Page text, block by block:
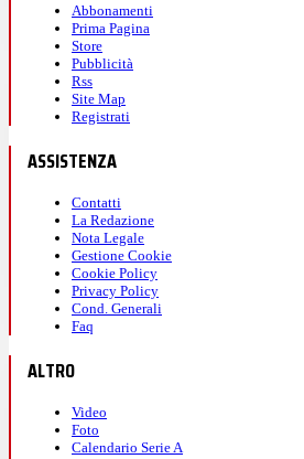
Abbonamenti
Prima Pagina
Store
Pubblicità
Rss
Site Map
Registrati
ASSISTENZA
Contatti
La Redazione
Nota Legale
Gestione Cookie
Cookie Policy
Privacy Policy
Cond. Generali
Faq
ALTRO
Video
Foto
Calendario Serie A